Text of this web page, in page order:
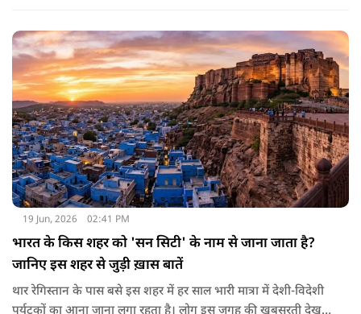
19 Jun, 2026 02:41 PM
भारत के किस शहर को 'सन सिटी' के नाम से जाना जाता है?
जानिए इस शहर से जुड़ी ख़ास बातें
थार रेगिस्तान के पास बसे इस शहर में हर साल भारी मात्रा में देशी-विदेशी
पर्यटकों का आना जाना लगा रहता है। लोग इस जगह की खूबसूरती देखने